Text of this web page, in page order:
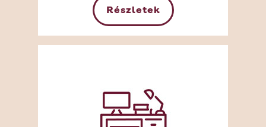
Részletek